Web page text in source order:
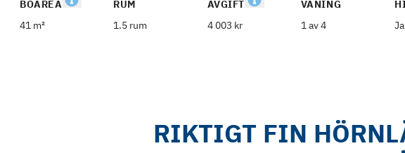
BOAREA
41 m²
RUM
1.5 rum
AVGIFT
4 003 kr
VÅNING
1 av 4
Ja
RIKTIGT FIN